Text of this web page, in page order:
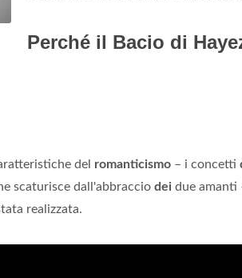
Perché il Bacio di
del romanticismo – i concetti
scaturisce dall'abbraccio dei due amanti
realizzata.